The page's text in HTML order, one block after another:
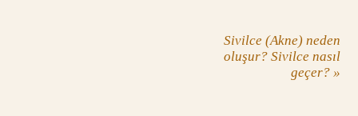
Sivilce (Akne) neden
oluşur? Sivilce nasıl
geçer? »